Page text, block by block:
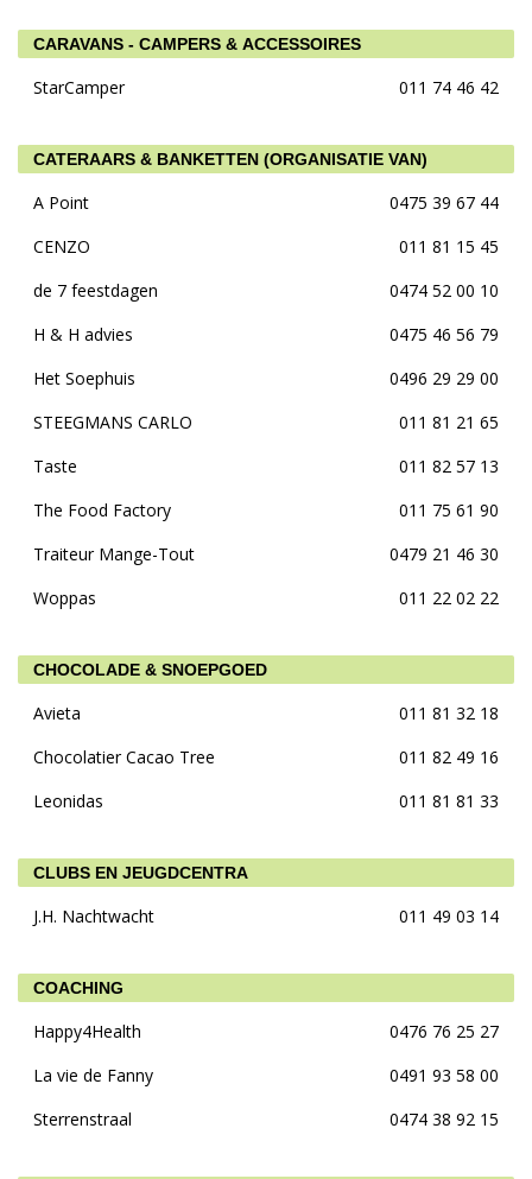
CARAVANS - CAMPERS & ACCESSOIRES
StarCamper 011 74 46 42
CATERAARS & BANKETTEN (ORGANISATIE VAN)
A Point
0475 39 67 44
CENZO
011 81 15 45
de 7 feestdagen
0474 52 00 10
H & H advies
0475 46 56 79
Het Soephuis
0496 29 29 00
STEEGMANS CARLO
011 81 21 65
Taste
011 82 57 13
The Food Factory
011 75 61 90
Traiteur Mange-Tout
0479 21 46 30
Woppas
011 22 02 22
CHOCOLADE & SNOEPGOED
Avieta
011 81 32 18
Chocolatier Cacao Tree
011 82 49 16
Leonidas
011 81 81 33
CLUBS EN JEUGDCENTRA
J.H. Nachtwacht 011 49 03 14
COACHING
Happy4Health
0476 76 25 27
La vie de Fanny
0491 93 58 00
Sterrenstraal
0474 38 92 15